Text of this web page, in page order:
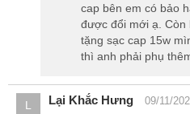
Chiếc Samsung S20 plus Hàn
với dung lượng 4500mAh hỗ trợ
Hơn nữa, máy còn hỗ trợ sạc
S20 Plus Hàn còn hỗ trợ sạc
cap bên em có bảo
được đổi mới ạ. Còn
tặng sạc cap 15w
thì anh phải phụ
L Lại Khắc Hưng 09/11/